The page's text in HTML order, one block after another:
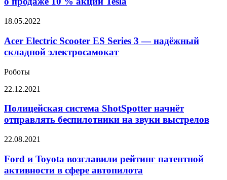
в
за
твит
о
10
акций
Acer
Scooter
ES
Series
надёжный
складной
электросамокат
18.05.2022
Acer Electric Scooter ES Series 3 — надёжный
складной электросамокат
Роботы
Полицейская
ShotSpotter
отправлять
на
выстрелов
22.12.2021
Полицейская система ShotSpotter начнёт
отправлять беспилотники на звуки выстрелов
Ford
Toyota
возглавили
рейтинг
22.08.2021
Ford и Toyota возглавили рейтинг патентной
активности в сфере автопилота